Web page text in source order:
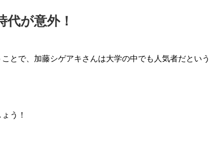
が意外！
とで、加藤シゲアキさんは大学の中でも人気者だという
う！